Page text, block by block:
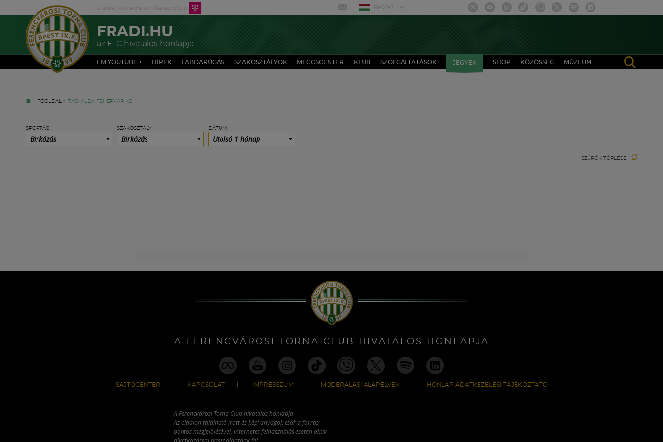
MAGYAR
FRADI.HU
az FTC hivatalos honlapja
FM YOUTUBE + HÍREK LABDARÚGÁS SZAKOSZTÁLYOK MECCSCENTER KLUB SZOLGÁLTATÁSOK JEGYEK SHOP KÖZÖSSÉG MÚZEUM
FŐOLDAL » TAG: ALBA FEHÉRVÁR KC
SPORTÁG
Birkózás
SZAKOSZTÁLY
Birkózás
DÁTUM
Utolsó 1 hónap
SZŰRŐK TÖRLÉSE
A FERENCVÁROSI TORNA CLUB HIVATALOS HONLAPJA
SAJTÓCENTER KAPCSOLAT IMPRESSZUM MODERÁLÁSI ALAPELVEK HONLAP ADATKEZELÉSI TÁJÉKOZTATÓ
A Ferencvárosi Torna Club hivatalos honlapja
Az oldalon található írott és képi anyagok csak a forrás
pontos megjelölésével, internetes felhasználás esetén aktív
hivatkozással használhatóak fel.